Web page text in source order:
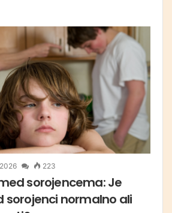
223
sorojencema: Je
sorojenci normalno ali